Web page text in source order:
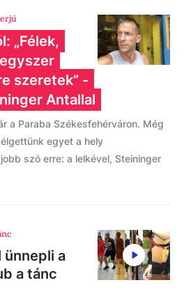
„Félek,
szeretek” -
Antallal
a Paraba Székesfehérváron. Még
egyet a hely
szó erre: a lelkével, Steininger
ünnepli a
a tánc